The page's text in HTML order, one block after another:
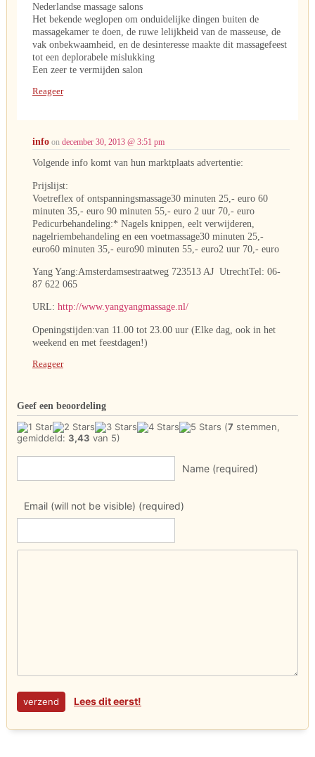
Nederlandse massage salons
Het bekende weglopen om onduidelijke dingen buiten de
massagekamer te doen, de ruwe lelijkheid van de masseuse, de
vak onbekwaamheid, en de desinteresse maakte dit massagefeest
tot een deplorabele mislukking
Een zeer te vermijden salon
Reageer
info on december 30, 2013 @ 3:51 pm
Volgende info komt van hun marktplaats advertentie:
Prijslijst:
Voetreflex of ontspanningsmassage30 minuten 25,- euro 60
minuten 35,- euro 90 minuten 55,- euro 2 uur 70,- euro
Pedicurbehandeling:* Nagels knippen, eelt verwijderen,
nagelriembehandeling en een voetmassage30 minuten 25,-
euro60 minuten 35,- euro90 minuten 55,- euro2 uur 70,- euro
Yang Yang:Amsterdamsestraatweg 723513 AJ UtrechtTel: 06-
87 622 065
URL: http://www.yangyangmassage.nl/
Openingstijden:van 11.00 tot 23.00 uur (Elke dag, ook in het
weekend en met feestdagen!)
Reageer
Geef een beoordeling
(7 stemmen,
gemiddeld: 3,43 van 5)
Name (required)
Email (will not be visible) (required)
Lees dit eerst!